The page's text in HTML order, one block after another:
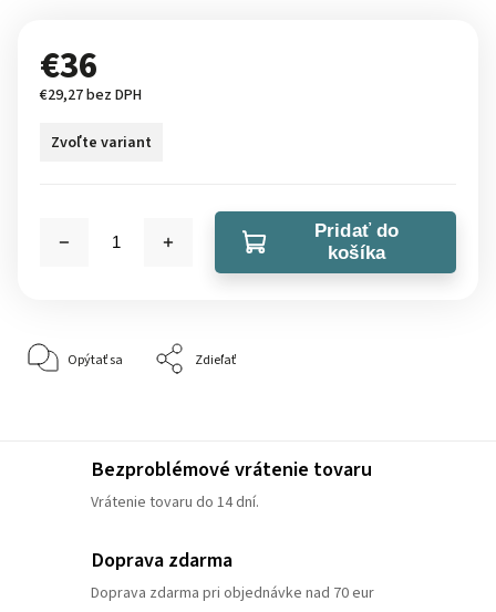
€36
€29,27 bez DPH
Zvoľte variant
Pridať do
košíka
Opýtať sa Zdieľať
Bezproblémové vrátenie tovaru
Vrátenie tovaru do 14 dní.
Doprava zdarma
Doprava zdarma pri objednávke nad 70 eur